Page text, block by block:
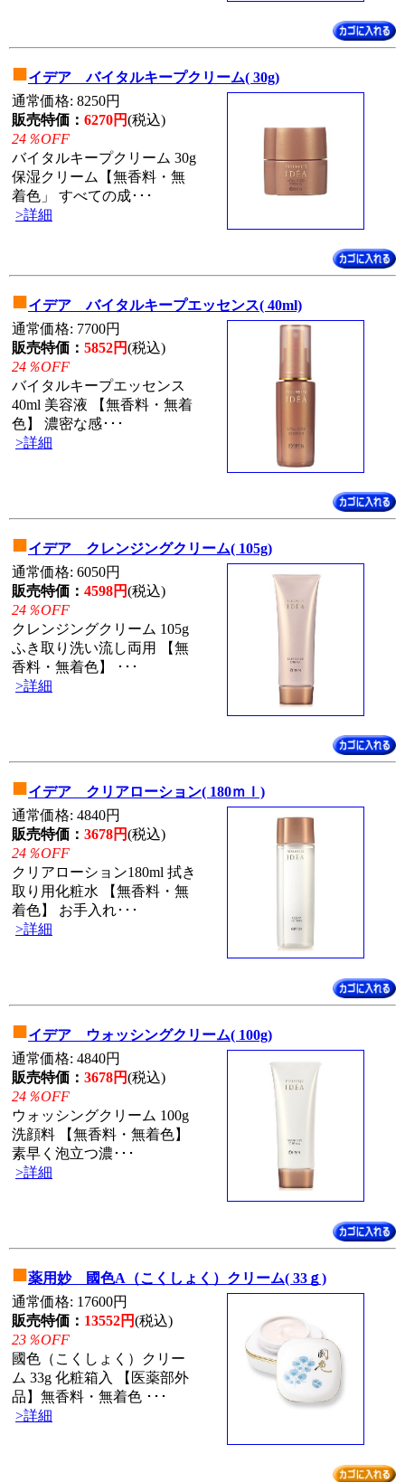
■イデア バイタルキープクリーム( 30g)
通常価格: 8250円
販売特価： 6270円(税込)
24％OFF
バイタルキープクリーム 30g
保湿クリーム【無香料・無
着色」 すべての成･･･
>詳細
■イデア バイタルキープエッセンス( 40ml)
通常価格: 7700円
販売特価： 5852円(税込)
24％OFF
バイタルキープエッセンス
40ml 美容液 【無香料・無着
色】 濃密な感･･･
>詳細
■イデア クレンジングクリーム( 105g)
通常価格: 6050円
販売特価： 4598円(税込)
24％OFF
クレンジングクリーム 105g
ふき取り洗い流し両用 【無
香料・無着色】 ･･･
>詳細
■イデア クリアローション( 180ｍｌ)
通常価格: 4840円
販売特価： 3678円(税込)
24％OFF
クリアローション180ml 拭き
取り用化粧水 【無香料・無
着色】 お手入れ･･･
>詳細
■イデア ウォッシングクリーム( 100g)
通常価格: 4840円
販売特価： 3678円(税込)
24％OFF
ウォッシングクリーム 100g
洗顔料 【無香料・無着色】
素早く泡立つ濃･･･
>詳細
■薬用妙 國色A（こくしょく）クリーム( 33ｇ)
通常価格: 17600円
販売特価： 13552円(税込)
23％OFF
國色（こくしょく）クリー
ム 33g 化粧箱入 【医薬部外
品】無香料・無着色 ･･･
>詳細